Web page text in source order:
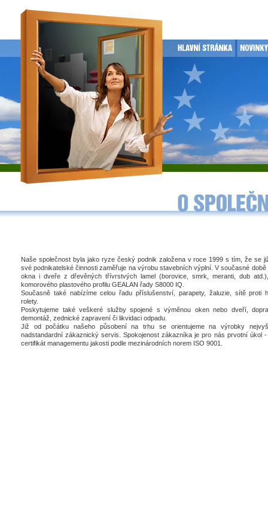
Naše společnost byla jako ryze český podnik založena v roce 1999 s tím, že se
své podnikatelské činnosti zaměřuje na výrobu stavebních výplní. V současné
okna i dveře z dřevěných třívrstvých lamel (borovice, smrk, meranti, dub
komorového plastového profilu GEALAN řady S8000 IQ.
Současně také nabízíme celou řadu příslušenství, parapety, žaluzie, sítě proti
rolety.
Poskytujeme také veškeré služby spojené s výměnou oken nebo dveří,
demontáž, zednické zapravení či likvidaci odpadu.
Již od počátku našeho působení na trhu se orientujeme na výrobky
nadstandardní zákaznický servis. Spokojenost zákazníka je pro nás prvotní úkol
certifikát managementu jakosti podle mezinárodních norem ISO 9001.